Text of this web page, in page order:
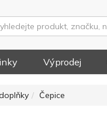
Výprodej
Čepice